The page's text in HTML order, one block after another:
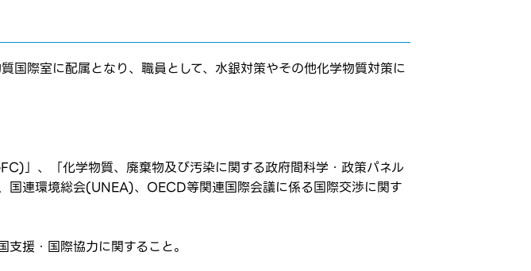
国際室に配属となり、職員として、水銀対策やその他化学物質対策に
」、「化学物質、廃棄物及び汚染に関する政府間科学・政策パネル
連環境総会(UNEA)、OECD等関連国際会議に係る国際交渉に関す
援・国際協力に関すること。